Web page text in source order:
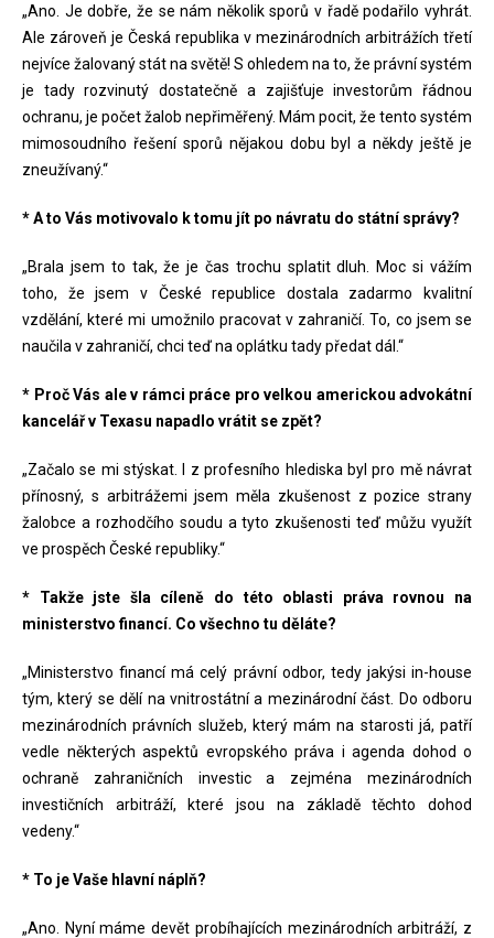
„Ano. Je dobře, že se nám několik sporů v řadě podařilo vyhrát.
Ale zároveň je Česká republika v mezinárodních arbitrážích třetí
nejvíce žalovaný stát na světě! S ohledem na to, že právní systém
je tady rozvinutý dostatečně a zajišťuje investorům řádnou
ochranu, je počet žalob nepřiměřený. Mám pocit, že tento systém
mimosoudního řešení sporů nějakou dobu byl a někdy ještě je
zneužívaný.“
* A to Vás motivovalo k tomu jít po návratu do státní správy?
„Brala jsem to tak, že je čas trochu splatit dluh. Moc si vážím
toho, že jsem v České republice dostala zadarmo kvalitní
vzdělání, které mi umožnilo pracovat v zahraničí. To, co jsem se
naučila v zahraničí, chci teď na oplátku tady předat dál.“
* Proč Vás ale v rámci práce pro velkou americkou advokátní
kancelář v Texasu napadlo vrátit se zpět?
„Začalo se mi stýskat. I z profesního hlediska byl pro mě návrat
přínosný, s arbitrážemi jsem měla zkušenost z pozice strany
žalobce a rozhodčího soudu a tyto zkušenosti teď můžu využít
ve prospěch České republiky.“
* Takže jste šla cíleně do této oblasti práva rovnou na
ministerstvo financí. Co všechno tu děláte?
„Ministerstvo financí má celý právní odbor, tedy jakýsi in-house
tým, který se dělí na vnitrostátní a mezinárodní část. Do odboru
mezinárodních právních služeb, který mám na starosti já, patří
vedle některých aspektů evropského práva i agenda dohod o
ochraně zahraničních investic a zejména mezinárodních
investičních arbitráží, které jsou na základě těchto dohod
vedeny.“
* To je Vaše hlavní náplň?
„Ano. Nyní máme devět probíhajících mezinárodních arbitráží, z